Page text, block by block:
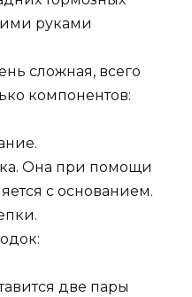
сложная, всего
компонентов:
Она при помощи
с основанием.
две пары